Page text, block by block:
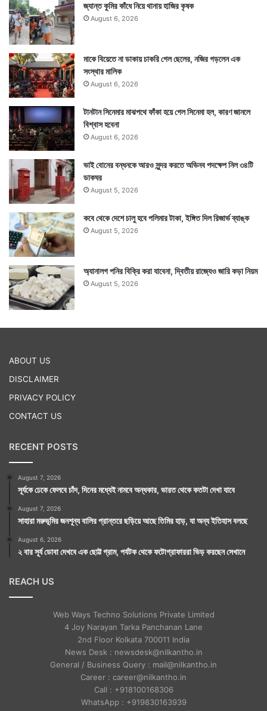
জ্যান্ত কুমির কাঁধে নিয়ে থানায় হাজির কৃষক
August 6, 2026
মাকে বিয়েতে না ডাকায় চাকরি গেল ছেলের, নজির গড়লেন এক
সংস্থার মালিক
August 6, 2026
টানটান সিনেমার মাঝপথে ফাঁকা হয়ে গেল সিনেমা হল, কারণ জানলে
বিশ্বাস হবেনা
August 6, 2026
ভাই বোনের বন্ধনকে আরও সুন্দর করতে অভিনব পদক্ষেপ নিল ৩৪টি
ডাকঘর
August 5, 2026
কবে থেকে দেশে চালু হবে পলিমার টাকা, ইঙ্গিত দিল রিজার্ভ ব্যাঙ্ক
August 5, 2026
অ্যানালগ পনির বিক্রি করা যাবেনা, দ্বিতীয় রাজ্যেও জারি কড়া নিয়ম
August 5, 2026
ABOUT US
DISCLAIMER
PRIVACY POLICY
CONTACT US
RECENT POSTS
August 7, 2026
সূর্যকে ঢেকে ফেলবে চাঁদ, দিনের মধ্যেই নামবে অন্ধকার, ভারত থেকে কতটা দেখা যাবে
August 7, 2026
সাহারা মরুভূমির জনশূন্য বালির প্রান্তরে ছড়িয়ে আছে তিমির হাড়, যা অন্য ইতিহাস বলছে
August 6, 2026
২ বার সূর্য ডোবা দেখবে এক ছোট্ট গ্রাম, পর্যটক থেকে ফটোগ্রাফাররা ভিড় করছেন সেখানে
REACH US
Web Ways Techno Solutions Private Limited
4 Joy Narayan Tarka Panchanan Lane
2nd Floor Kolkata 700011 India
News Desk : newsdesk@nilkantho.in
General / Business Query : mail@nilkantho.in
Career : career@nilkantho.in
Call : +918100168306
WhatsApp : +919830163939